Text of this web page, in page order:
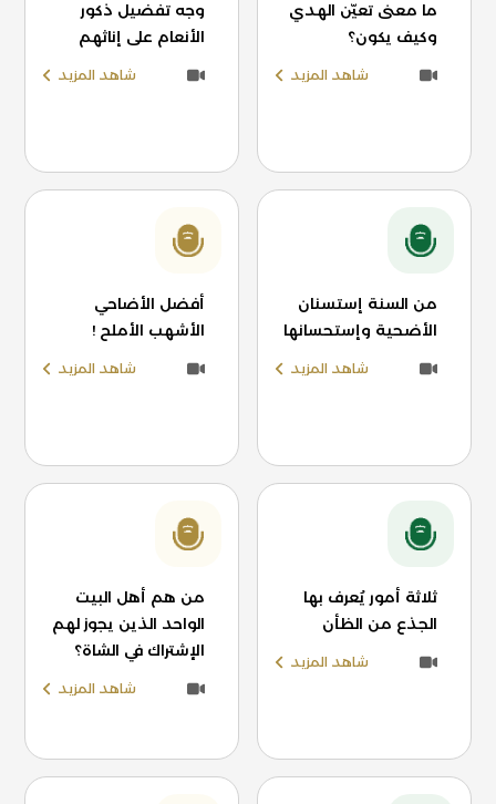
ما معنى تعيّن الهدي
وكيف يكون؟
شاهد المزيد
وجه تفضيل ذكور
الأنعام على إناثهم
شاهد المزيد
من السنة إستسنان
الأضحية وإستحسانها
شاهد المزيد
أفضل الأضاحي
الأشهب الأملح !
شاهد المزيد
ثلاثة أمور يُعرف بها
الجذع من الظأن
شاهد المزيد
من هم أهل البيت
الواحد الذين يجوز لهم
الإشتراك في الشاة؟
شاهد المزيد